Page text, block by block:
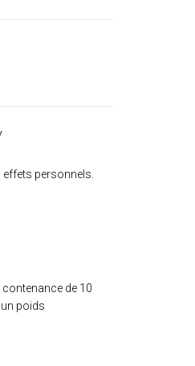
personnels.
contenance de 10
poids